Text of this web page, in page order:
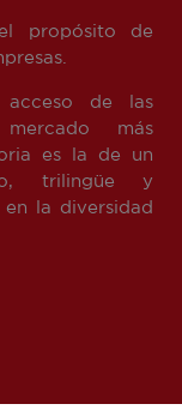
propósito de
de las
más
es la de un
trilingüe y
la diversidad